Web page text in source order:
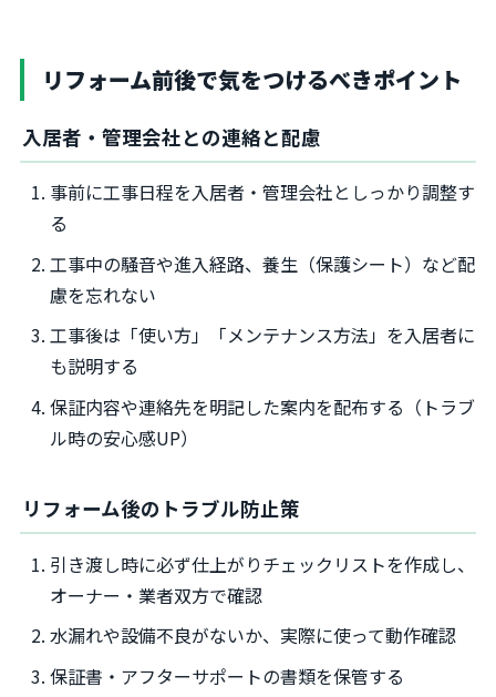
リフォーム前後で気をつけるべきポイント
入居者・管理会社との連絡と配慮
事前に工事日程を入居者・管理会社としっかり調整す
る
工事中の騒音や進入経路、養生（保護シート）など配
慮を忘れない
工事後は「使い方」「メンテナンス方法」を入居者に
も説明する
保証内容や連絡先を明記した案内を配布する（トラブ
ル時の安心感UP）
リフォーム後のトラブル防止策
引き渡し時に必ず仕上がりチェックリストを作成し、
オーナー・業者双方で確認
水漏れや設備不良がないか、実際に使って動作確認
保証書・アフターサポートの書類を保管する